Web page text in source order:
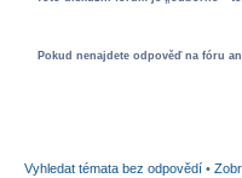
Pokud nenajdete odpověď na fóru
Vyhledat témata bez odpovědí •